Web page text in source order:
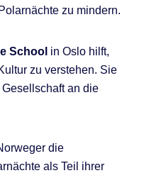
zu mindern.
School in Oslo hilft,
zu verstehen. Sie
Gesellschaft an die
die
als Teil ihrer